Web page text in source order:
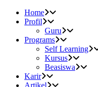
Home
Profil
Guru
Programs
Self Learning
Kursus
Beasiswa
Karir
Artikel